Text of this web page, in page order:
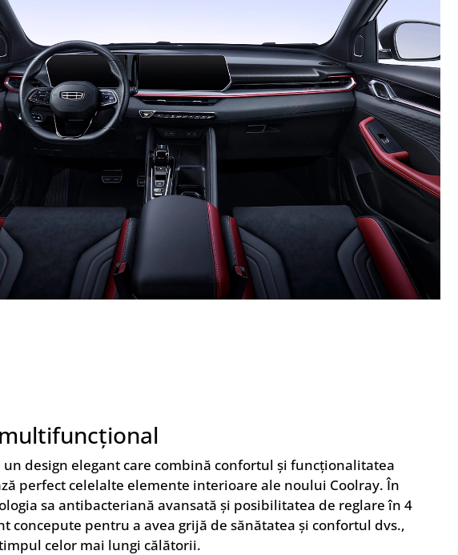
un design elegant care combină confortul și funcționalitatea
perfect celelalte elemente interioare ale noului Coolray. În
sa antibacteriană avansată și posibilitatea de reglare în 4
concepute pentru a avea grijă de sănătatea și confortul dvs.,
celor mai lungi călătorii.